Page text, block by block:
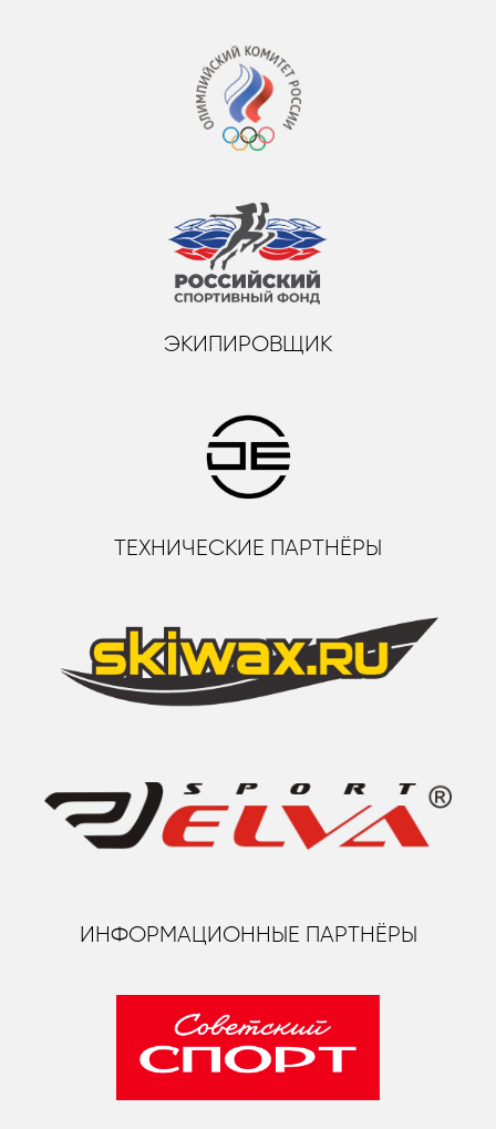
ЭКИПИРОВЩИК
ТЕХНИЧЕСКИЕ ПАРТНЁРЫ
ИНФОРМАЦИОННЫЕ ПАРТНЁРЫ